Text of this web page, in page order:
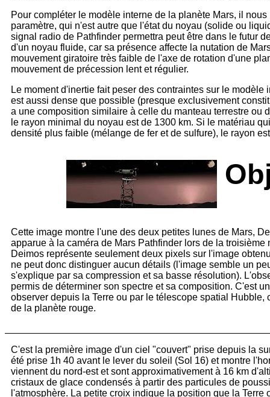
Pour compléter le modèle interne de la planète Mars, il
paramètre, qui n'est autre que l'état du noyau (solide ou
signal radio de Pathfinder permettra peut être dans le futur
d'un noyau fluide, car sa présence affecte la nutation de
mouvement giratoire très faible de l'axe de rotation d'une
mouvement de précession lent et régulier.
Le moment d'inertie fait peser des contraintes sur le modèle
est aussi dense que possible (presque exclusivement
a une composition similaire à celle du manteau terrestre ou
le rayon minimal du noyau est de 1300 km. Si le matériau
densité plus faible (mélange de fer et de sulfure), le rayon
Cette image montre l'une des deux petites lunes de Mars,
apparue à la caméra de Mars Pathfinder lors de la troisième
Deimos représente seulement deux pixels sur l'image
ne peut donc distinguer aucun détails (l'image semble un
s'explique par sa compression et sa basse résolution).
permis de déterminer son spectre et sa composition. C'est
observer depuis la Terre ou par le télescope spatial Hubble,
de la planète rouge.
C'est la première image d'un ciel "couvert" prise depuis la
été prise 1h 40 avant le lever du soleil (Sol 16) et montre
viennent du nord-est et sont approximativement à 16 km
cristaux de glace condensés à partir des particules de
l'atmosphère. La petite croix indique la position que la Terre